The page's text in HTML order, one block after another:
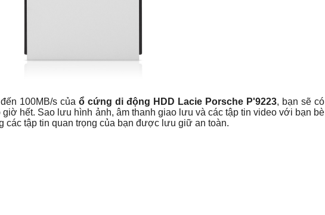
100MB/s của ổ cứng di động HDD Lacie Porsche P'9223, bạn sẽ có
hết. Sao lưu hình ảnh, âm thanh giao lưu và các tập tin video với bạn bè
các tập tin quan trọng của bạn được lưu giữ an toàn.